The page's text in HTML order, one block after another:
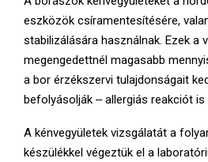
Ueszközök csíramentesítésére,
stabilizálására használnak. Ezek a
megengedettnél magasabb
a bor érzékszervi tulajdonságait
befolyásolják ‒ allergiás reakciót is
A kénvegyületek vizsgálatát a
készülékkel végeztük el a